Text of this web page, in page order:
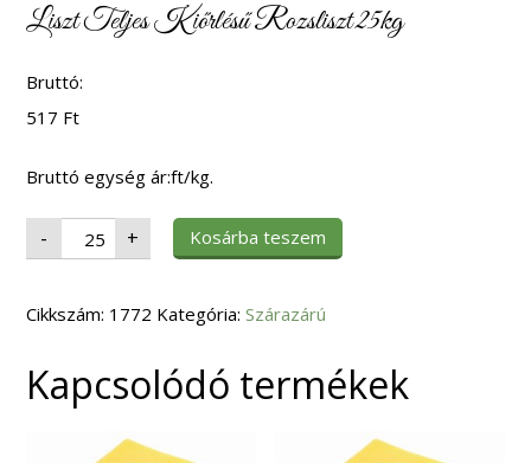
Liszt Teljes Kiőrlésű Rozsliszt 25kg
Bruttó:
517 Ft
Bruttó egység ár:ft/kg.
- Liszt
Teljes
Kiőrlésű
mennyiség
+ Kosárba teszem
Cikkszám: 1772 Kategória:Szárazárú
Kapcsolódó termékek